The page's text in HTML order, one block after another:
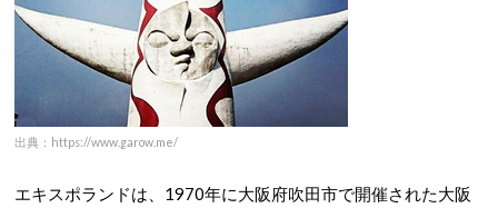
出典：https://www.garow.me/
エキスポランドは、1970年に大阪府吹田市で開催された大阪